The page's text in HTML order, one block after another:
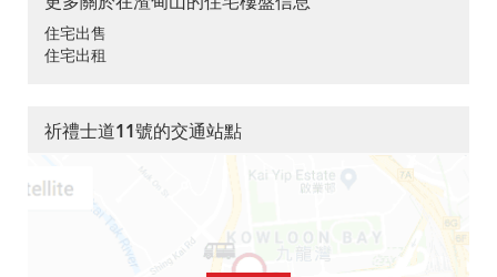
住宅出售
住宅出租
祈禮士道11號的交通站點